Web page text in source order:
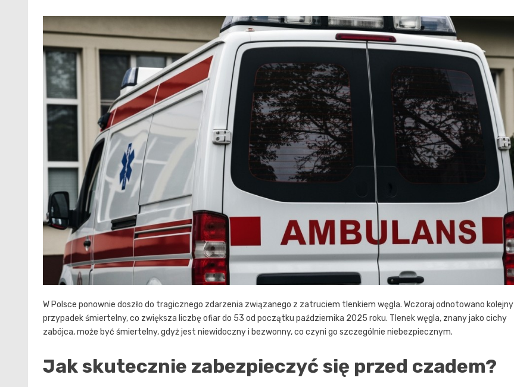
W Polsce ponownie doszło do tragicznego zdarzenia związanego z zatruciem tlenkiem węgla. Wczoraj odnotowano kolejny
przypadek śmiertelny, co zwiększa liczbę ofiar do 53 od początku października 2025 roku. Tlenek węgla, znany jako cichy
zabójca, może być śmiertelny, gdyż jest niewidoczny i bezwonny, co czyni go szczególnie niebezpiecznym.
Jak skutecznie zabezpieczyć się przed czadem?